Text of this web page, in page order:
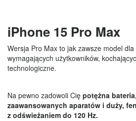
iPhone 15 Pro Max
Wersja Pro Max to jak zawsze model
wymagających użytkowników,
technologiczne.
Na pewno zadowoli Cię potężna
zaawansowanych aparatów i duży,
z odświeżaniem do 120 Hz.